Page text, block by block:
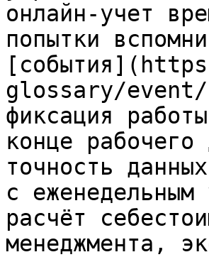
онлайн-учет
попытки
glossary/event/
фиксация
конце
точность
с
расчёт
менеджмента,